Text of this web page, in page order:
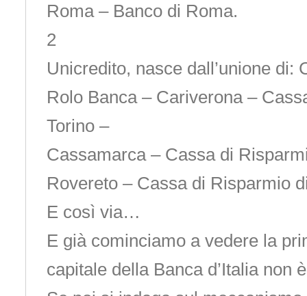
Roma – Banco di Roma.
2
Unicredito, nasce dall’unione di:
Rolo Banca – Cariverona –
Torino –
Cassamarca – Cassa di
Rovereto – Cassa di Risparmio
E così via…
E già cominciamo a vedere la
capitale della Banca d’Italia non